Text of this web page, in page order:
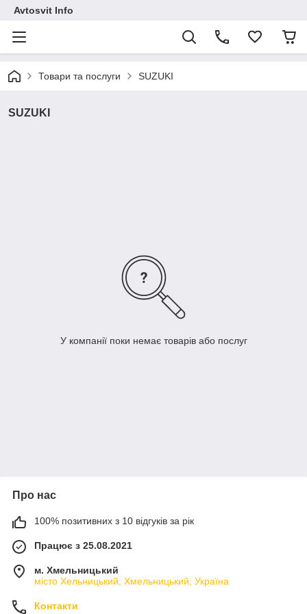
Avtosvit Info
Товари та послуги SUZUKI
SUZUKI
У компанії поки немає товарів або послуг
Про нас
100% позитивних з 10 відгуків за рік
Працює з 25.08.2021
м. Хмельницький
місто Хельницький, Хмельницький, Україна
Контакти